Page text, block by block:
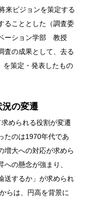
来ビジョンを策定する
ることとした（調査委
ーション学部 教授
査の成果として、去る
を策定・発表したもの
況の変遷
められる役割が変遷
たのは1970年代であ
増大への対応が求めら
の懸念が強まり、
送するか」が求められ
らは、円高を背景に